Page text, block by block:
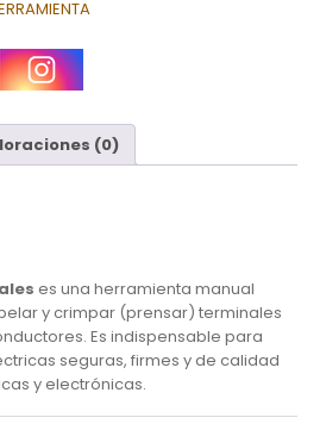
(0)
es una herramienta manual
y crimpar (prensar) terminales
Es indispensable para
seguras, firmes y de calidad
y electrónicas.